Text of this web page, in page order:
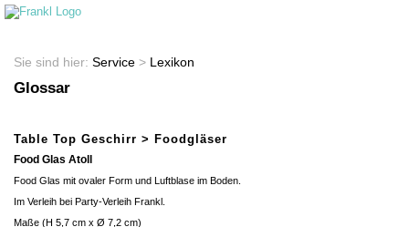
Sie sind hier: Service > Lexikon
Glossar
Table Top Geschirr > Foodgläser
Food Glas Atoll
Food Glas mit ovaler Form und Luftblase im Boden.
Im Verleih bei Party-Verleih Frankl.
Maße (H 5,7 cm x Ø 7,2 cm)